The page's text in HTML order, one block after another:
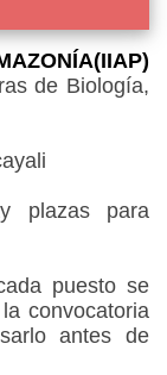
de Biología,
plazas para
puesto se
convocatoria
antes de